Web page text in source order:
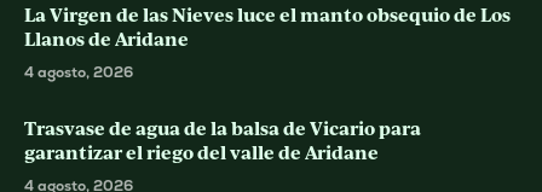
La Virgen de las Nieves luce el manto obsequio de Los
Llanos de Aridane
4 agosto, 2026
Trasvase de agua de la balsa de Vicario para
garantizar el riego del valle de Aridane
4 agosto, 2026